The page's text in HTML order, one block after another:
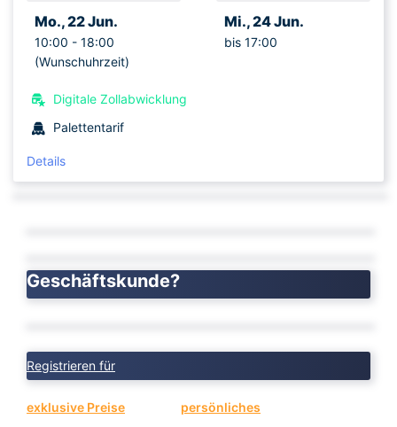
Mo., 22 Jun.
10:00 - 18:00
(Wunschuhrzeit)
Mi., 24 Jun.
bis 17:00
Digitale Zollabwicklung
Palettentarif
Details
Geschäftskunde?
Registrieren für
exklusive Preise
persönliches